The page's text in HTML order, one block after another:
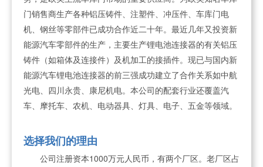
门销售商生产各种铝压铸件、注塑件、冲压件、车库门电
机、钢丝等零部件已成功合作近二十年。最近几年又投资新
能源汽车零部件的生产，主要生产锂电池连接器的有关铝压
铸件（如箱体及连接件）及机加工的接插件。现已与国内新
能源汽车锂电池连接器的前三强成功建立了合作关系如中航
光电、四川永贵、康尼机电。本公司的配套行业还覆盖汽
车、摩托车、农机、电动器具、灯具、电子、五金等领域。
选择我们的理由
公司注册资本1000万元人民币，有两个厂区。老厂区占